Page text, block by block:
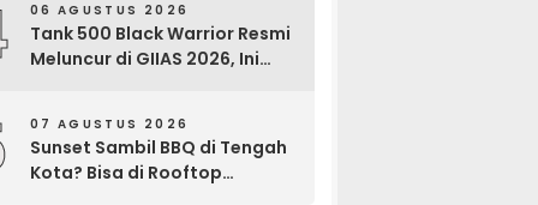
06 AGUSTUS 2026
Tank 500 Black Warrior Resmi
Meluncur di GIIAS 2026, Ini
07 AGUSTUS 2026
Sunset Sambil BBQ di Tengah
Kota? Bisa di Rooftop